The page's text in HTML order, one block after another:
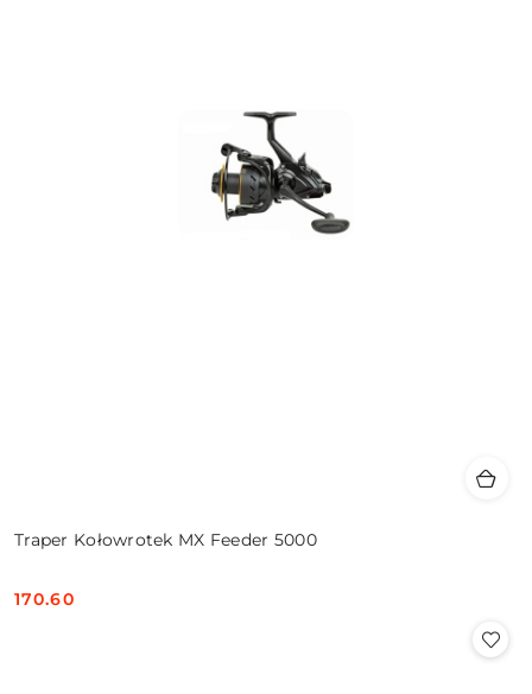
Traper Kołowrotek MX Feeder 5000
Cena:
170.60